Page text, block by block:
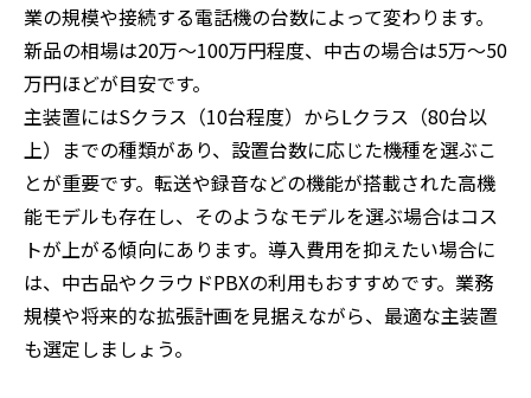
業の規模や接続する電話機の台数によって変わります。
新品の相場は20万〜100万円程度、中古の場合は5万〜50
万円ほどが目安です。
主装置にはSクラス（10台程度）からLクラス（80台以
上）までの種類があり、設置台数に応じた機種を選ぶこ
とが重要です。転送や録音などの機能が搭載された高機
能モデルも存在し、そのようなモデルを選ぶ場合はコス
トが上がる傾向にあります。導入費用を抑えたい場合に
は、中古品やクラウドPBXの利用もおすすめです。業務
規模や将来的な拡張計画を見据えながら、最適な主装置
も選定しましょう。